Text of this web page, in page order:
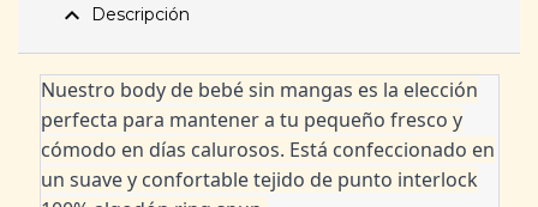
expand_less Descripción
Nuestro body de bebé sin mangas es la elección
perfecta para mantener a tu pequeño fresco y
cómodo en días calurosos. Está confeccionado en
un suave y confortable tejido de punto interlock